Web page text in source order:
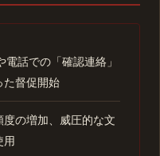
電話での「確認連絡」
た督促開始
度の増加、威圧的な文
用